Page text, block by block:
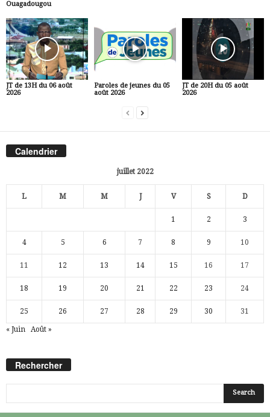
Ouagadougou
JT de 13H du 06 août
2026
Paroles de jeunes du 05
août 2026
JT de 20H du 05 août
2026
Calendrier
juillet 2022
L M M J V S D
1 2 3
4 5 6 7 8 9 10
11 12 13 14 15 16 17
18 19 20 21 22 23 24
25 26 27 28 29 30 31
« Juin Août »
Rechercher